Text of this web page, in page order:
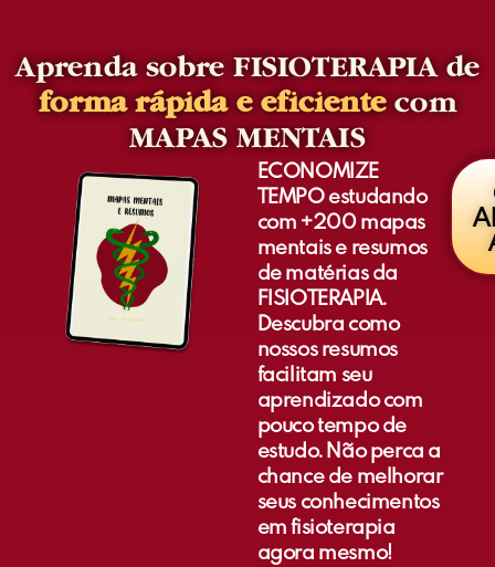
Aprenda sobre FISIOTERAPIA de
forma rápida e eficientecom
MAPAS MENTAIS
ECONOMIZE
TEMPO estudando
com +200 mapas
mentais e resumos
de matérias da
FISIOTERAPIA.
Descubra como
nossos resumos
facilitam seu
aprendizado com
pouco tempo de
estudo. Não perca a
chance de melhorar
seus conhecimentos
em fisioterapia
agora mesmo!